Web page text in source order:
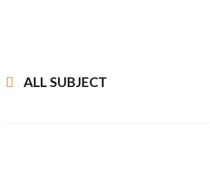
ALL SUBJECT